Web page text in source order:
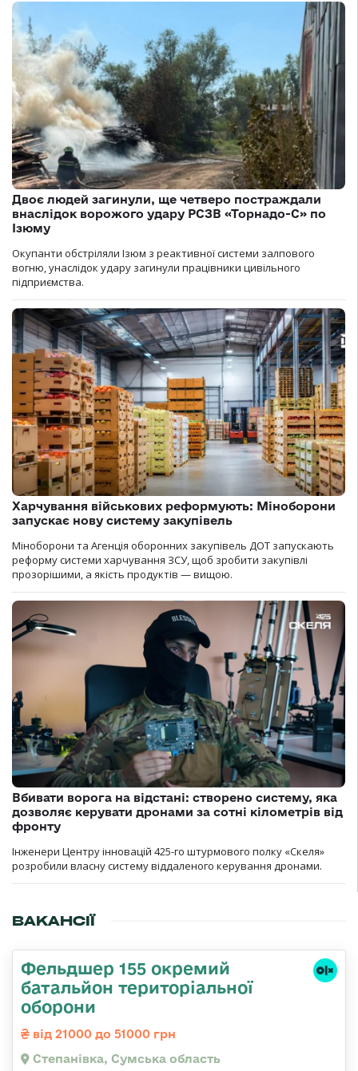
Двоє людей загинули, ще четверо постраждали
внаслідок ворожого удару РСЗВ «Торнадо-С» по
Ізюму
Окупанти обстріляли Ізюм з реактивної системи залпового
вогню, унаслідок удару загинули працівники цивільного
підприємства.
Харчування військових реформують: Міноборони
запускає нову систему закупівель
Міноборони та Агенція оборонних закупівель ДОТ запускають
реформу системи харчування ЗСУ, щоб зробити закупівлі
прозорішими, а якість продуктів — вищою.
Вбивати ворога на відстані: створено систему, яка
дозволяє керувати дронами за сотні кілометрів від
фронту
Інженери Центру інновацій 425-го штурмового полку «Скеля»
розробили власну систему віддаленого керування дронами.
ВАКАНСІЇ
Фельдшер 155 окремий
батальйон територіальної
оборони
від 21000 до 51000 грн
Степанівка, Сумська область